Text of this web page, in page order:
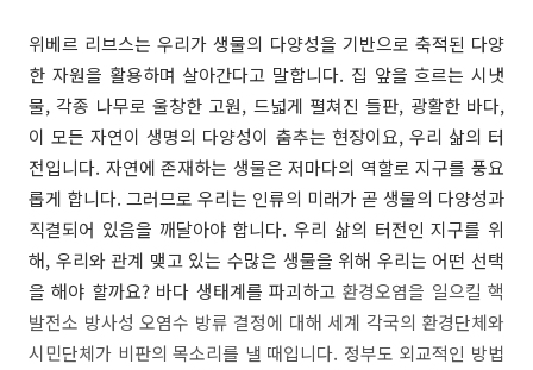
위베르 리브스는 우리가 생물의 다양성을 기반으로 축적된 다양
한 자원을 활용하며 살아간다고 말합니다. 집 앞을 흐르는 시냇
물, 각종 나무로 울창한 고원, 드넓게 펼쳐진 들판, 광활한 바다,
이 모든 자연이 생명의 다양성이 춤추는 현장이요, 우리 삶의 터
전입니다. 자연에 존재하는 생물은 저마다의 역할로 지구를 풍요
롭게 합니다. 그러므로 우리는 인류의 미래가 곧 생물의 다양성과
직결되어 있음을 깨달아야 합니다. 우리 삶의 터전인 지구를 위
해, 우리와 관계 맺고 있는 수많은 생물을 위해 우리는 어떤 선택
을 해야 할까요? 바다 생태계를 파괴하고 환경오염을 일으킬 핵
발전소 방사성 오염수 방류 결정에 대해 세계 각국의 환경단체와
시민단체가 비판의 목소리를 낼 때입니다. 정부도 외교적인 방법